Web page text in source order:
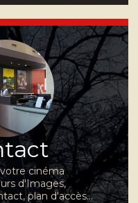
cinéma
d'Images,
plan d'accès...